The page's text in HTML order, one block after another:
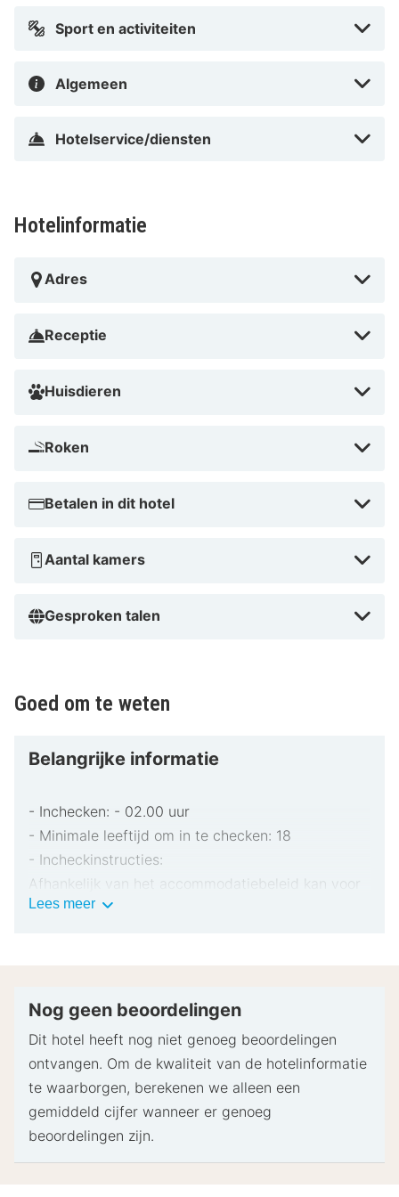
Theresienwiese en op 11 min. lopen van Karlsplatz -
Museum en op 3 km van Hofbrauhaus.
Sport en activiteiten
Algemeen
Hotelservice/diensten
Hotelinformatie
Adres
Receptie
Huisdieren
Roken
Betalen in dit hotel
Aantal kamers
Gesproken talen
Goed om te weten
Belangrijke informatie
- Inchecken: - 02.00 uur
- Minimale leeftijd om in te checken: 18
- Incheckinstructies:
Afhankelijk van het accommodatiebeleid kan voor
extra personen een toeslag in rekening worden
pinpas of borgsom in contanten te verstrekken
Speciale verzoeken worden onder voorbehoud van
beschikbaarheid bij het inchecken ingewilligd.
Hiervoor kunnen extra kosten in rekening worden
gebracht. Speciale verzoeken kunnen niet worden
gegarandeerd.
Lees meerBelangrijke
Nog geen beoordelingen
Dit hotel heeft nog niet genoeg beoordelingen
ontvangen. Om de kwaliteit van de hotelinformatie
te waarborgen, berekenen we alleen een
gemiddeld cijfer wanneer er genoeg
beoordelingen zijn.